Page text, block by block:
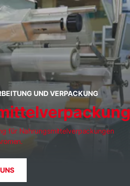
UND VERPACKUNG
für Nahrungsmittelverpackungen